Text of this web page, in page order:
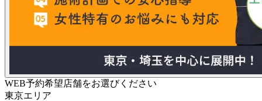
WEB予約希望店舗をお選びください
東京エリア